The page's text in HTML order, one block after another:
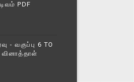
PDF
- வகுப்பு 6 TO
வினாத்தாள்